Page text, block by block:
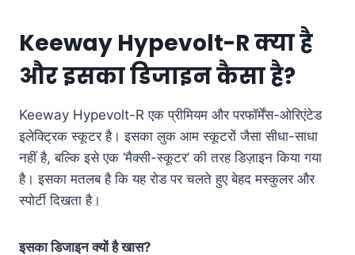
Keeway Hypevolt-R क्या है
और इसका डिजाइन कैसा है?
Keeway Hypevolt-R एक प्रीमियम और परफॉर्मेंस-ओरिएंटेड
इलेक्ट्रिक स्कूटर है। इसका लुक आम स्कूटरों जैसा सीधा-साधा
नहीं है, बल्कि इसे एक ‘मैक्सी-स्कूटर’ की तरह डिज़ाइन किया गया
है। इसका मतलब है कि यह रोड पर चलते हुए बेहद मस्कुलर और
स्पोर्टी दिखता है।
इसका डिजाइन क्यों है खास?